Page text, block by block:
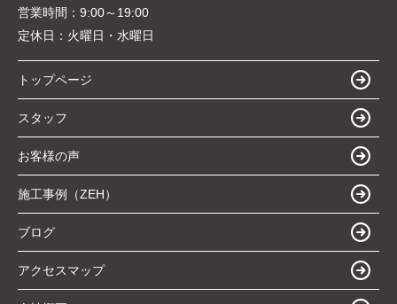
営業時間： 9:00～19:00
定休日： 火曜日・水曜日
トップページ
スタッフ
お客様の声
施工事例（ZEH）
ブログ
アクセスマップ